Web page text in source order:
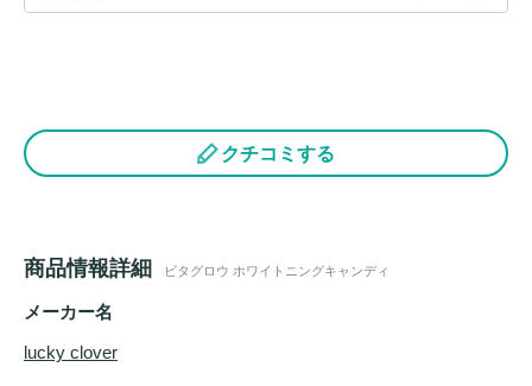
クチコミする
商品情報詳細 ビタグロウ ホワイトニングキャンディ
メーカー名
lucky clover